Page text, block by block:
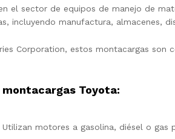
el sector de equipos de manejo de
incluyendo manufactura, almacenes,
Corporation, estos montacargas son
Toyota:
Utilizan motores a gasolina, diésel o gas